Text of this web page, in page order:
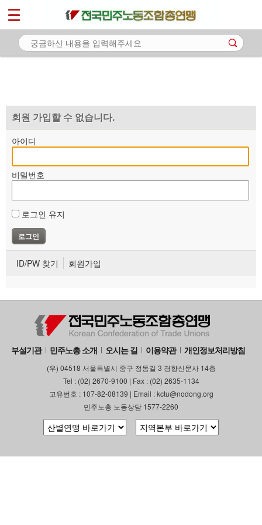
회원 가입할 수 없습니다.
아이디
비밀번호
로그인 유지
ID/PW 찾기 회원가입
부설기관 민주노총 소개 오시는 길 이용약관 개인정보처리방침
(우) 04518 서울특별시 중구 정동길 3 경향신문사 14층
Tel : (02) 2670-9100 | Fax : (02) 2635-1134
고유번호 : 107-82-08139 | Email : kctu@nodong.org
민주노총 노동상담 1577-2260
마이페이지
소개
자료
부설기관